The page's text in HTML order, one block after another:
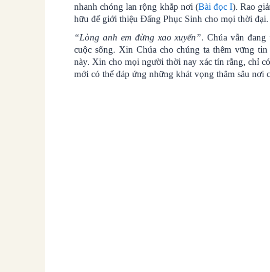
nhanh chóng lan rộng khắp nơi (Bài đọc I). Rao
hữu để giới thiệu Đấng Phục Sinh cho mọi thời đại.
“Lòng anh em đừng xao xuyến”. Chúa vẫn
cuộc sống. Xin Chúa cho chúng ta thêm vững
này. Xin cho mọi người thời nay xác tín rằng, chỉ
mới có thể đáp ứng những khát vọng thâm sâu nơi